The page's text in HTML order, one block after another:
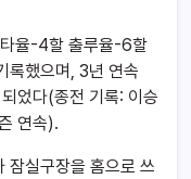
율-4할 출루율-6할
했으며, 3년 연속
었다(종전 기록: 이승
연속).
잠실구장을 홈으로 쓰